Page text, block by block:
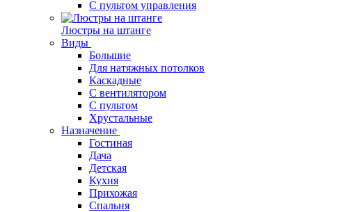
С пультом управления
Люстры на штанге
Виды
Большие
Для натяжных потолков
Каскадные
С вентилятором
С пультом
Хрустальные
Назначение
Гостиная
Дача
Детская
Кухня
Прихожая
Спальня